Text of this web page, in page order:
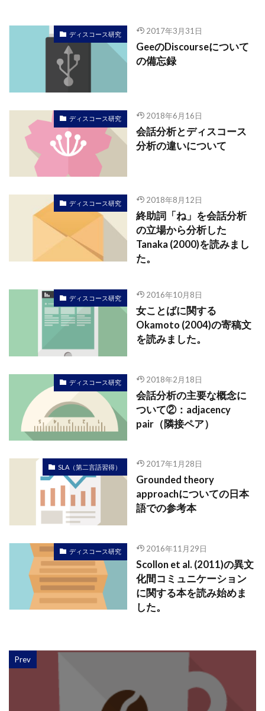
ディスコース研究 2017年3月31日
GeeのDiscourseについて
の備忘録
ディスコース研究 2018年6月16日
会話分析とディスコース
分析の違いについて
ディスコース研究 2018年8月12日
終助詞「ね」を会話分析
の立場から分析した
Tanaka (2000)を読みまし
た。
ディスコース研究 2016年10月8日
女ことばに関する
Okamoto (2004)の寄稿文
を読みました。
ディスコース研究 2018年2月18日
会話分析の主要な概念に
ついて②：adjacency
pair（隣接ペア）
SLA（第二言語習得） 2017年1月28日
Grounded theory
approachについての日本
語での参考本
ディスコース研究 2016年11月29日
Scollon et al. (2011)の異文
化間コミュニケーション
に関する本を読み始めま
した。
Prev